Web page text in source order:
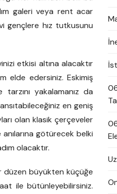
galeri veya rent acar
gençlere hız tutkusunu
etkisi altına alacaktır
elde edersiniz. Eskimiş
yakalamanız da
en geniş
olan klasik çerçeveler
götürecek belki
olacaktır.
düzen büyükten küçüğe
ile bütünleyebilirsiniz.